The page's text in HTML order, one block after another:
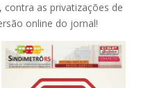
as privatizações de
online do jornal!